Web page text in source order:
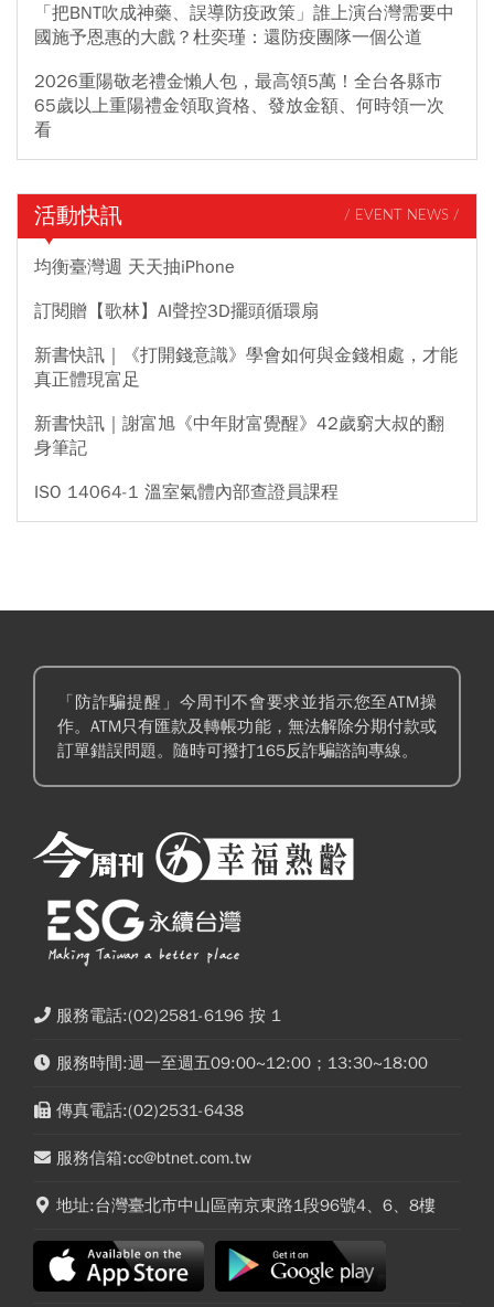
「把BNT吹成神藥、誤導防疫政策」誰上演台灣需要中
國施予恩惠的大戲？杜奕瑾：還防疫團隊一個公道
2026重陽敬老禮金懶人包，最高領5萬！全台各縣市
65歲以上重陽禮金領取資格、發放金額、何時領一次
看
活動快訊 / EVENT NEWS /
均衡臺灣週 天天抽iPhone
訂閱贈【歌林】AI聲控3D擺頭循環扇
新書快訊｜《打開錢意識》學會如何與金錢相處，才能
真正體現富足
新書快訊｜謝富旭《中年財富覺醒》42歲窮大叔的翻
身筆記
ISO 14064-1 溫室氣體內部查證員課程
「防詐騙提醒」今周刊不會要求並指示您至ATM操
作。ATM只有匯款及轉帳功能，無法解除分期付款或
訂單錯誤問題。隨時可撥打165反詐騙諮詢專線。
服務電話:(02)2581-6196 按 1
服務時間:週一至週五09:00~12:00；13:30~18:00
傳真電話:(02)2531-6438
服務信箱:cc@btnet.com.tw
地址:台灣臺北市中山區南京東路1段96號4、6、8樓